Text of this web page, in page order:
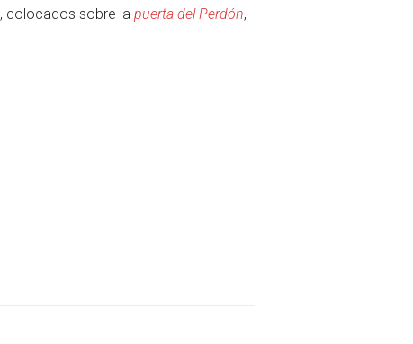
, colocados sobre lapuerta del Perdón,